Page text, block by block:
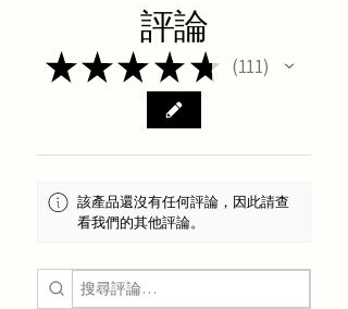
評論
★★★★★ 111
111
該產品還沒有任何評論，因此請查
看我們的其他評論。